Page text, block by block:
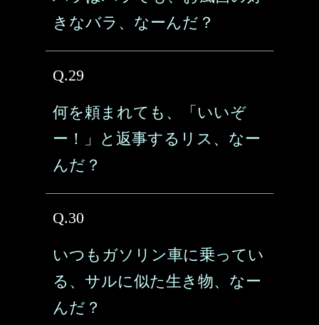
きなバラ、なーんだ？
Q.29
何を頼まれても、「いいぞ
ー！」と返事するリス、なー
んだ？
Q.30
いつもガソリン車に乗ってい
る、サルに似た生き物、なー
んだ？